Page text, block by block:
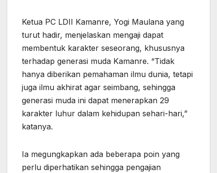
Ketua PC LDII Kamanre, Yogi Maulana yang
turut hadir, menjelaskan mengaji dapat
membentuk karakter seseorang, khususnya
terhadap generasi muda Kamanre. “Tidak
hanya diberikan pemahaman ilmu dunia, tetapi
juga ilmu akhirat agar seimbang, sehingga
generasi muda ini dapat menerapkan 29
karakter luhur dalam kehidupan sehari-hari,”
katanya.
Ia megungkapkan ada beberapa poin yang
perlu diperhatikan sehingga pengajian